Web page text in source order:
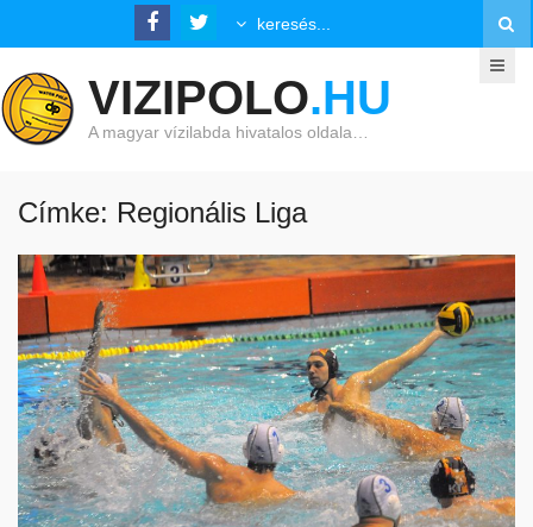
VIZIPOLO.HU
A magyar vízilabda hivatalos oldala…
Címke: Regionális Liga